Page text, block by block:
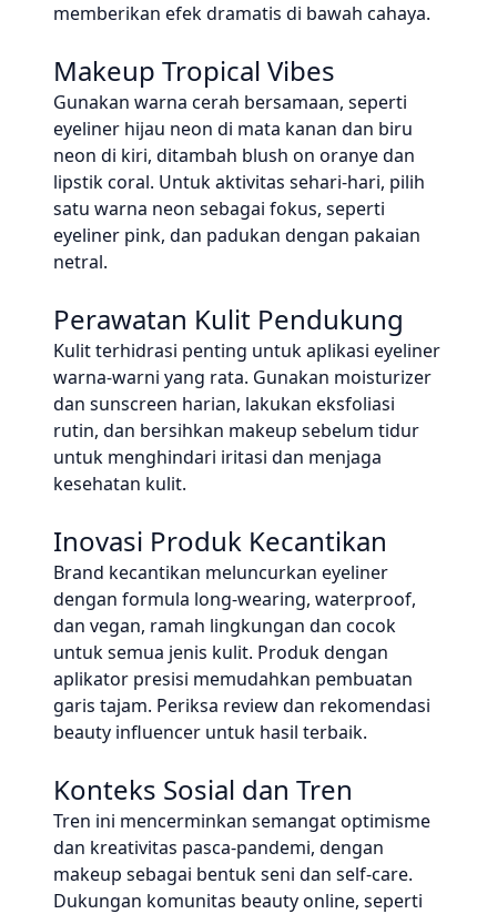
memberikan efek dramatis di bawah cahaya.
Makeup Tropical Vibes
Gunakan warna cerah bersamaan, seperti
eyeliner hijau neon di mata kanan dan biru
neon di kiri, ditambah blush on oranye dan
lipstik coral. Untuk aktivitas sehari-hari, pilih
satu warna neon sebagai fokus, seperti
eyeliner pink, dan padukan dengan pakaian
netral.
Perawatan Kulit Pendukung
Kulit terhidrasi penting untuk aplikasi eyeliner
warna-warni yang rata. Gunakan moisturizer
dan sunscreen harian, lakukan eksfoliasi
rutin, dan bersihkan makeup sebelum tidur
untuk menghindari iritasi dan menjaga
kesehatan kulit.
Inovasi Produk Kecantikan
Brand kecantikan meluncurkan eyeliner
dengan formula long-wearing, waterproof,
dan vegan, ramah lingkungan dan cocok
untuk semua jenis kulit. Produk dengan
aplikator presisi memudahkan pembuatan
garis tajam. Periksa review dan rekomendasi
beauty influencer untuk hasil terbaik.
Konteks Sosial dan Tren
Tren ini mencerminkan semangat optimisme
dan kreativitas pasca-pandemi, dengan
makeup sebagai bentuk seni dan self-care.
Dukungan komunitas beauty online, seperti